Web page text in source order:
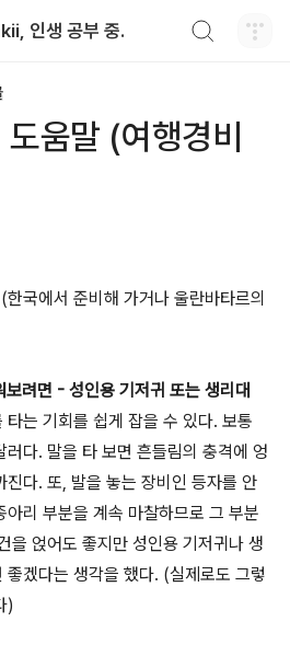
인생 공부 중.
움말 (여행경비
국에서 준비해 가거나 울란바타르의
려면 - 성인용 기저귀 또는 생리대
는 기회를 쉽게 잡을 수 있다. 보통
다. 말을 타 보면 흔들림의 충격에 엉
진다. 또, 발을 놓는 장비인 등자를 안
리 부분을 계속 마찰하므로 그 부분
을 얹어도 좋지만 성인용 기저귀나 생
좋겠다는 생각을 했다. (실제로도 그렇
)